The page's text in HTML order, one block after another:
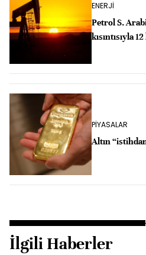
ENERJİ
Petrol S.
kısıntısıyla
PİYASALAR
Altın
İlgili Haberler